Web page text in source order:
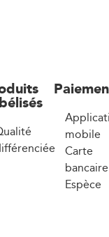
mobile
Carte
bancaire
Espèce